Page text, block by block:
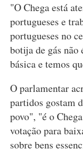
"O Chega está
portugueses e
portugueses no
botija de gás não
básica e temos
O parlamentar
partidos gostam
povo", "é o
votação para
sobre bens